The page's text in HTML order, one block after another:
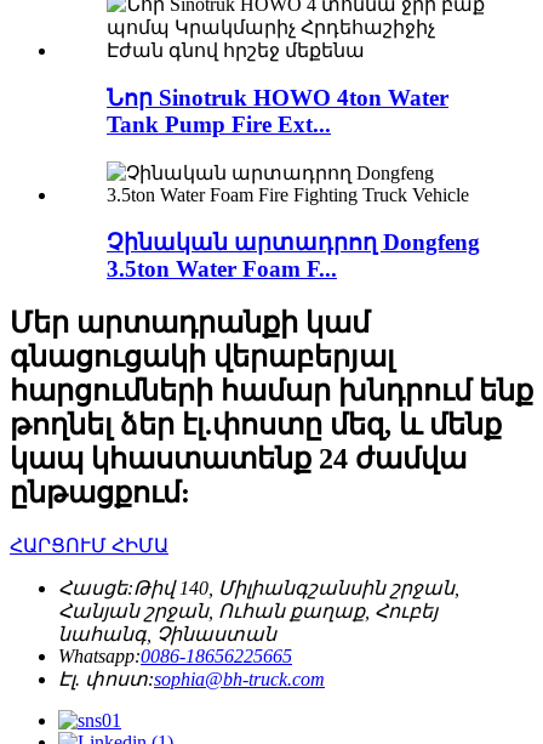
Նոր Sinotruk HOWO 4ton Water
Tank Pump Fire Ext...
Չինական արտադրող Dongfeng
3.5ton Water Foam F...
Մեր արտադրանքի կամ
գնացուցակի վերաբերյալ
հարցումների համար խնդրում ենք
թողնել ձեր էլ.փոստը մեզ, և մենք
կապ կհաստատենք 24 ժամվա
ընթացքում:
ՀԱՐՑՈՒՄ ՀԻՄԱ
Հասցե:Թիվ 140, Միլիանգշանսին շրջան,
Հանյան շրջան, Ուհան քաղաք, Հուբեյ
նահանգ, Չինաստան
Whatsapp:0086-18656225665
Էլ. փոստ:sophia@bh-truck.com